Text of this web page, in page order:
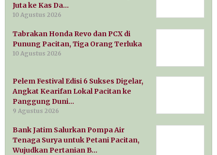
Juta ke Kas Da…
10 Agustus 2026
Tabrakan Honda Revo dan PCX di
Punung Pacitan, Tiga Orang Terluka
10 Agustus 2026
Pelem Festival Edisi 6 Sukses Digelar,
Angkat Kearifan Lokal Pacitan ke
Panggung Duni…
9 Agustus 2026
Bank Jatim Salurkan Pompa Air
Tenaga Surya untuk Petani Pacitan,
Wujudkan Pertanian B…